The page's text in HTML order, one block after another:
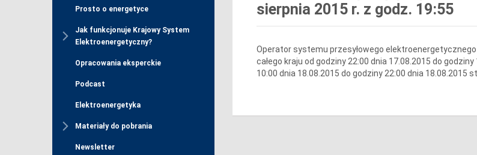
Prosto o energetyce
Jak funkcjonuje Krajowy System
Elektroenergetyczny?
Opracowania eksperckie
Podcast
Elektroenergetyka
Materiały do pobrania
Newsletter
sierpnia 2015 r. z godz. 19:55
Operator systemu przesyłowego
całego kraju od godziny 22:00 dnia 17.08.2015 do
10:00 dnia 18.08.2015 do godziny 22:00 dnia 18.08.2015